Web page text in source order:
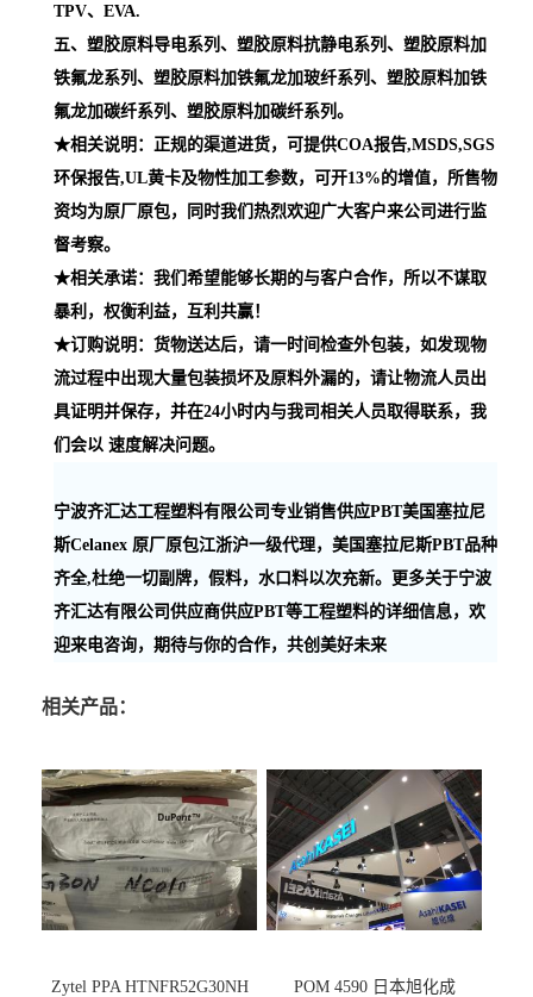
TPV、EVA.
五、塑胶原料导电系列、塑胶原料抗静电系列、塑胶原料加
铁氟龙系列、塑胶原料加铁氟龙加玻纤系列、塑胶原料加铁
氟龙加碳纤系列、塑胶原料加碳纤系列。
★相关说明：正规的渠道进货，可提供COA报告,MSDS,SGS
环保报告,UL黄卡及物性加工参数，可开13%的增值，所售物
资均为原厂原包，同时我们热烈欢迎广大客户来公司进行监
督考察。
★相关承诺：我们希望能够长期的与客户合作，所以不谋取
暴利，权衡利益，互利共赢！
★订购说明：货物送达后，请一时间检查外包装，如发现物
流过程中出现大量包装损坏及原料外漏的，请让物流人员出
具证明并保存，并在24小时内与我司相关人员取得联系，我
们会以 速度解决问题。
宁波齐汇达工程塑料有限公司专业销售供应PBT美国塞拉尼
斯Celanex 原厂原包江浙沪一级代理，美国塞拉尼斯PBT品种
齐全,杜绝一切副牌，假料，水口料以次充新。更多关于宁波
齐汇达有限公司供应商供应PBT等工程塑料的详细信息，欢
迎来电咨询，期待与你的合作，共创美好未来
相关产品：
Zytel PPA HTNFR52G30NH POM 4590 日本旭化成